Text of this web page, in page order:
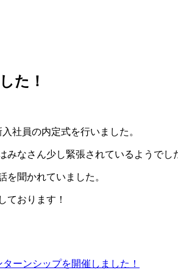
た！
社員の内定式を行いました。
みなさん少し緊張されているようで
を聞かれていました。
ております！
ターンシップを開催しました！